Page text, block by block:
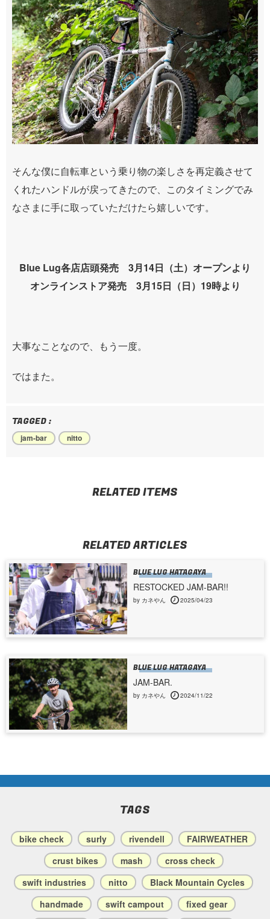
そんな僕に自転車という乗り物の楽しさを再定義させて
くれたハンドルが戻ってきたので、このタイミングでみ
なさまに手に取っていただけたら嬉しいです。
Blue Lug各店店頭発売 3月14日（土）オープンより
オンラインストア発売 3月15日（日）19時より
大事なことなので、もう一度。
ではまた。
TAGGED :
jam-bar nitto
RELATED ITEMS
RELATED ARTICLES
BLUE LUG HATAGAYA
RESTOCKED JAM-BAR!!
by カネやん 2025/04/23
BLUE LUG HATAGAYA
JAM-BAR.
by カネやん 2024/11/22
TAGS
bike check surly rivendell
FAIRWEATHER
crust bikes
mash
cross check
swift industries
nitto
Black Mountain Cycles
handmade
swift campout
fixed gear